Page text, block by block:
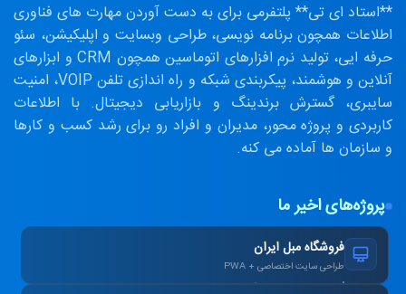
**استاد ای تی** پلتفرمی برای به دست آوردن مهارت های فناوری
اطلاعات همچون برنامه نویسی، طراحی وبسایت و اپلیکیشن، سئو
حرفه ایی، تولید نرم افزارهای اتوماسین همچون CRM و ابزارهای
آنلاین و هوشمند، پیکربندی شبکه و راه اندازی تلفن VOIP، امنیت
سایبری، گسترش برندینگ و بازاریابی دیجیتال. با اطلاعات
کاربردی و پروژه محور، مدیران و افراد رو برای رشد کسب و کارها
و سازمان ها آماده می کنه.
پروژه‌های اخیر ما
فروشگاه مبل ایران
طراحی سایت اختصاصی + PWA